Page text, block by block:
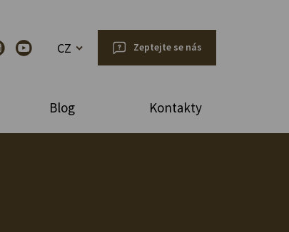
CZ Zeptejte se nás
Blog Kontakty